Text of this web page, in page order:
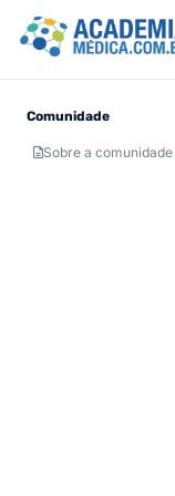
Comunidade
Sobre a comunidade